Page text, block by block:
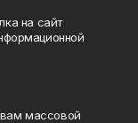
на сайт
массовой